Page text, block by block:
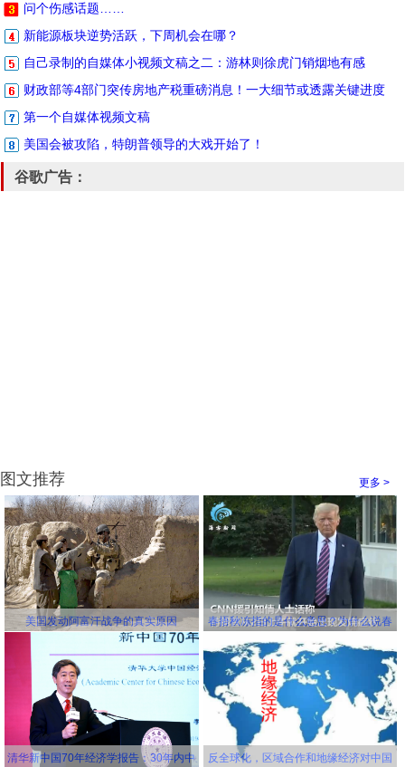
问个伤感话题……
新能源板块逆势活跃，下周机会在哪？
自己录制的自媒体小视频文稿之二：游林则徐虎门销烟地有感
财政部等4部门突传房地产税重磅消息！一大细节或透露关键进度
第一个自媒体视频文稿
美国会被攻陷，特朗普领导的大戏开始了！
谷歌广告：
更多 >
图文推荐
美国发动阿富汗战争的真实原因
春捂秋冻指的是什么意思？为什么说春
杂病
清华新中国70年经济学报告：30年内中
反全球化，区域合作和地缘经济对中国